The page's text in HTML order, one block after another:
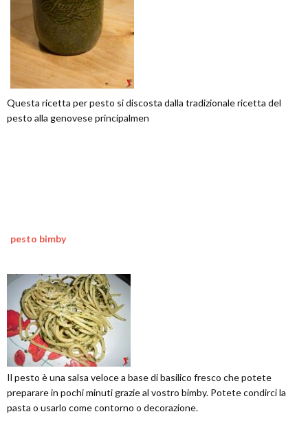
Questa ricetta per pesto si discosta dalla tradizionale ricetta del
pesto alla genovese principalmen
pesto bimby
Il pesto è una salsa veloce a base di basilico fresco che potete
preparare in pochi minuti grazie al vostro bimby. Potete condirci la
pasta o usarlo come contorno o decorazione.